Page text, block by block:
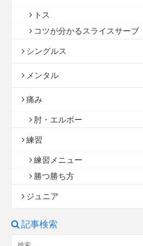
トス
コツが分かるスライスサーブ
シングルス
メンタル
痛み
肘・エルボー
練習
練習メニュー
勝つ勝ち方
ジュニア
記事検索